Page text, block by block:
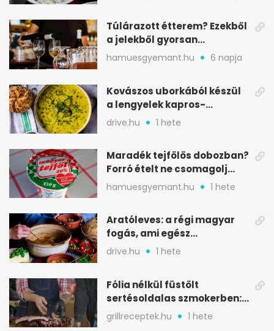
Túlárazott étterem? Ezekből
a jelekből gyorsan
észreveheted
hamuesgyemant.hu 6 napja
Kovászos uborkából készül
a lengyelek kapros-
savanykás levese
drive.hu 1 hete
Maradék tejfölös dobozban?
Forró ételt ne csomagolj
ilyen tégelybe
hamuesgyemant.hu 1 hete
Aratóleves: a régi magyar
fogás, ami egész
csapatokat jóllakatott
drive.hu 1 hete
Fólia nélkül füstölt
sertésoldalas szmokerben:
ropogós bark, 6 óra
grillreceptek.hu 1 hete